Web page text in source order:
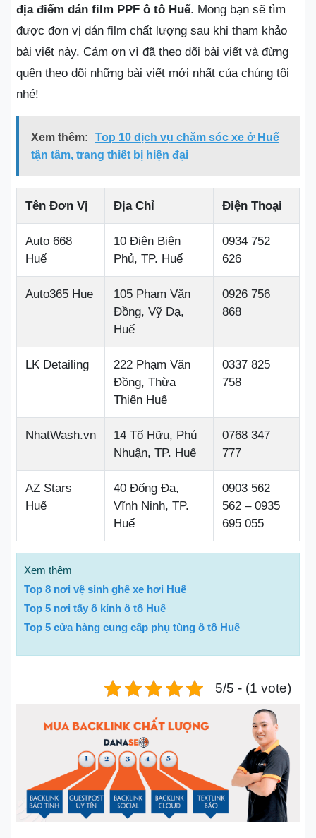
địa điểm dán film PPF ô tô Huế. Mong bạn sẽ tìm
được đơn vị dán film chất lượng sau khi tham khảo
bài viết này. Cảm ơn vì đã theo dõi bài viết và đừng
quên theo dõi những bài viết mới nhất của chúng tôi
nhé!
Xem thêm:
Top 10 dịch vụ chăm sóc xe ở Huế
tận tâm, trang thiết bị hiện đại
Tên Đơn Vị Địa Chỉ Điện Thoại
Auto 668
Huế
10 Điện Biên
Phủ, TP. Huế
0934 752
626
Auto365 Hue
105 Phạm Văn
Đồng, Vỹ Dạ,
Huế
0926 756
868
LK Detailing
222 Phạm Văn
Đồng, Thừa
Thiên Huế
0337 825
758
NhatWash.vn
14 Tố Hữu, Phú
Nhuận, TP. Huế
0768 347
777
AZ Stars
Huế
40 Đống Đa,
Vĩnh Ninh, TP.
Huế
0903 562
562 – 0935
695 055
Xem thêm
Top 8 nơi vệ sinh ghế xe hơi Huế
Top 5 nơi tẩy ố kính ô tô Huế
Top 5 cửa hàng cung cấp phụ tùng ô tô Huế
5/5 - (1 vote)